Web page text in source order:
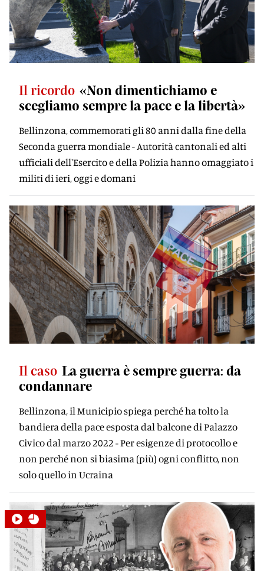
Il ricordo «Non dimentichiamo e
scegliamo sempre la pace e la libertà»
Bellinzona, commemorati gli 80 anni dalla fine della
Seconda guerra mondiale - Autorità cantonali ed alti
ufficiali dell'Esercito e della Polizia hanno omaggiato i
militi di ieri, oggi e domani
Il caso La guerra è sempre guerra: da
condannare
Bellinzona, il Municipio spiega perché ha tolto la
bandiera della pace esposta dal balcone di Palazzo
Civico dal marzo 2022 - Per esigenze di protocollo e
non perché non si biasima (più) ogni conflitto, non
solo quello in Ucraina